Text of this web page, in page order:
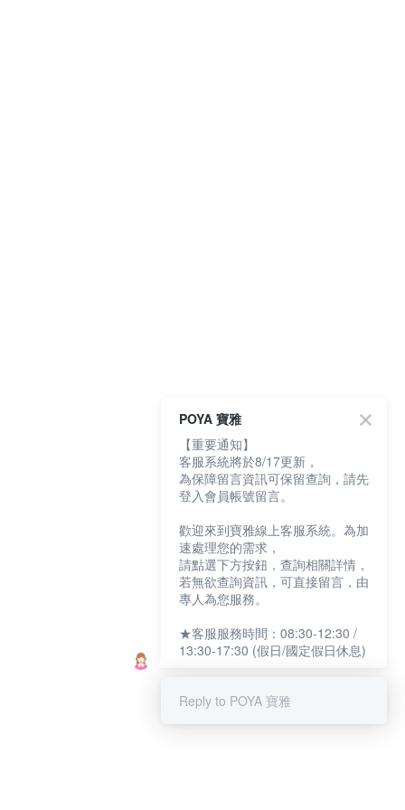
POYA 寶雅
【重要通知】
客服系統將於8/17更新，
為保障留言資訊可保留查詢，請先
登入會員帳號留言。
歡迎來到寶雅線上客服系統。為加
速處理您的需求，
請點選下方按鈕，查詢相關詳情，
若無欲查詢資訊，可直接留言，由
專人為您服務。
★客服服務時間：08:30-12:30 /
13:30-17:30 (假日/國定假日休息)
Reply to POYA 寶雅